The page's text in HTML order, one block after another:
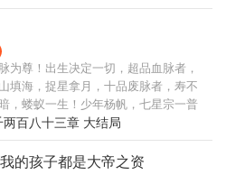
为尊！出生决定一切，超品血脉者，
填海，捉星拿月，十品废脉者，寿不
，蝼蚁一生！少年杨帆，七星宗一普
碌一生，怎知偶有奇遇，得至宝吞
，成无上圣脉，无敌天下，谁人不
百八十三章 大结局
的孩子都是大帝之资